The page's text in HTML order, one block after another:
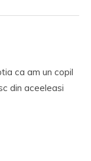
ca am un copil
din aceeleasi